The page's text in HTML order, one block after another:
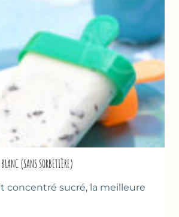
(SANS SORBETIÈRE)
concentré sucré, la meilleure